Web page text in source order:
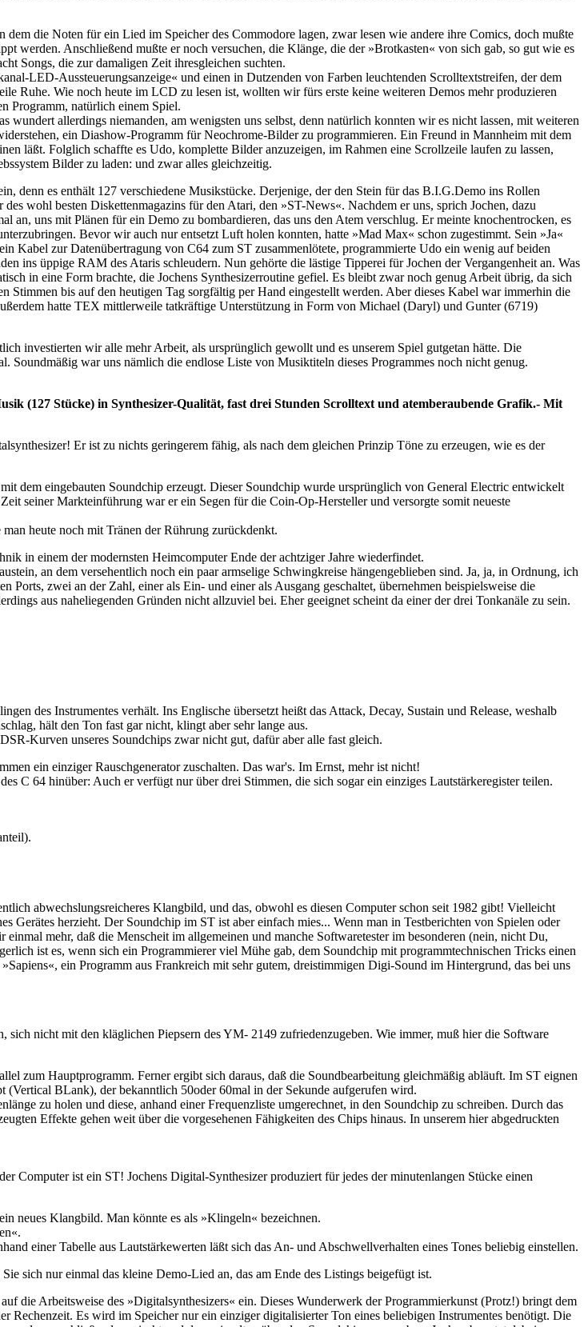
die Noten für ein Lied im Speicher des Commodore lagen, zwar lesen wie andere ihre Comics, doch mußte
werden. Anschließend mußte er noch versuchen, die Klänge, die der »Brotkasten« von sich gab, so gut wie es
Songs, die zur damaligen Zeit ihresgleichen suchten.
LED-Aussteuerungsanzeige« und einen in Dutzenden von Farben leuchtenden Scrolltextstreifen, der dem
Ruhe. Wie noch heute im LCD zu lesen ist, wollten wir fürs erste keine weiteren Demos mehr produzieren
Programm, natürlich einem Spiel.
allerdings niemanden, am wenigsten uns selbst, denn natürlich konnten wir es nicht lassen, mit weiteren
ein Diashow-Programm für Neochrome-Bilder zu programmieren. Ein Freund in Mannheim mit dem
läßt. Folglich schaffte es Udo, komplette Bilder anzuzeigen, im Rahmen eine Scrollzeile laufen zu lassen,
Bilder zu laden: und zwar alles gleichzeitig.
denn es enthält 127 verschiedene Musikstücke. Derjenige, der den Stein für das B.I.G.Demo ins Rollen
wohl besten Diskettenmagazins für den Atari, den »ST-News«. Nachdem er uns, sprich Jochen, dazu
uns mit Plänen für ein Demo zu bombardieren, das uns den Atem verschlug. Er meinte knochentrocken, es
Bevor wir auch nur entsetzt Luft holen konnten, hatte »Mad Max« schon zugestimmt. Sein »Ja«
Kabel zur Datenübertragung von C64 zum ST zusammenlötete, programmierte Udo ein wenig auf beiden
ins üppige RAM des Ataris schleudern. Nun gehörte die lästige Tipperei für Jochen der Vergangenheit an. Was
in eine Form brachte, die Jochens Synthesizerroutine gefiel. Es bleibt zwar noch genug Arbeit übrig, da sich
Stimmen bis auf den heutigen Tag sorgfältig per Hand eingestellt werden. Aber dieses Kabel war immerhin die
hatte TEX mittlerweile tatkräftige Unterstützung in Form von Michael (Daryl) und Gunter (6719)
investierten wir alle mehr Arbeit, als ursprünglich gewollt und es unserem Spiel gutgetan hätte. Die
war uns nämlich die endlose Liste von Musiktiteln dieses Programmes noch nicht genug.
(127 Stücke) in Synthesizer-Qualität, fast drei Stunden Scrolltext und atemberaubende Grafik.- Mit
Er ist zu nichts geringerem fähig, als nach dem gleichen Prinzip Töne zu erzeugen, wie es der
dem eingebauten Soundchip erzeugt. Dieser Soundchip wurde ursprünglich von General Electric entwickelt
seiner Markteinführung war er ein Segen für die Coin-Op-Hersteller und versorgte somit neueste
heute noch mit Tränen der Rührung zurückdenkt.
in einem der modernsten Heimcomputer Ende der achtziger Jahre wiederfindet.
an dem versehentlich noch ein paar armselige Schwingkreise hängengeblieben sind. Ja, ja, in Ordnung, ich
zwei an der Zahl, einer als Ein- und einer als Ausgang geschaltet, übernehmen beispielsweise die
aus naheliegenden Gründen nicht allzuviel bei. Eher geeignet scheint da einer der drei Tonkanäle zu sein.
des Instrumentes verhält. Ins Englische übersetzt heißt das Attack, Decay, Sustain und Release, weshalb
hält den Ton fast gar nicht, klingt aber sehr lange aus.
Kurven unseres Soundchips zwar nicht gut, dafür aber alle fast gleich.
ein einziger Rauschgenerator zuschalten. Das war's. Im Ernst, mehr ist nicht!
C 64 hinüber: Auch er verfügt nur über drei Stimmen, die sich sogar ein einziges Lautstärkeregister teilen.
abwechslungsreicheres Klangbild, und das, obwohl es diesen Computer schon seit 1982 gibt! Vielleicht
Gerätes herzieht. Der Soundchip im ST ist aber einfach mies... Wenn man in Testberichten von Spielen oder
mehr, daß die Menscheit im allgemeinen und manche Softwaretester im besonderen (nein, nicht Du,
ist es, wenn sich ein Programmierer viel Mühe gab, dem Soundchip mit programmtechnischen Tricks einen
ein Programm aus Frankreich mit sehr gutem, dreistimmigen Digi-Sound im Hintergrund, das bei uns
nicht mit den kläglichen Piepsern des YM- 2149 zufriedenzugeben. Wie immer, muß hier die Software
zum Hauptprogramm. Ferner ergibt sich daraus, daß die Soundbearbeitung gleichmäßig abläuft. Im ST eignen
BLank), der bekanntlich 50oder 60mal in der Sekunde aufgerufen wird.
zu holen und diese, anhand einer Frequenzliste umgerechnet, in den Soundchip zu schreiben. Durch das
Effekte gehen weit über die vorgesehenen Fähigkeiten des Chips hinaus. In unserem hier abgedruckten
ist ein ST! Jochens Digital-Synthesizer produziert für jedes der minutenlangen Stücke einen
neues Klangbild. Man könnte es als »Klingeln« bezeichnen.
einer Tabelle aus Lautstärkewerten läßt sich das An- und Abschwellverhalten eines Tones beliebig einstellen.
sich nur einmal das kleine Demo-Lied an, das am Ende des Listings beigefügt ist.
die Arbeitsweise des »Digitalsynthesizers« ein. Dieses Wunderwerk der Programmierkunst (Protz!) bringt dem
Es wird im Speicher nur ein einziger digitalisierter Ton eines beliebigen Instrumentes benötigt. Die